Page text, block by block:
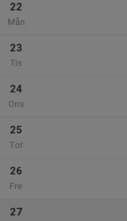
22
Mån
23
Tis
24
Ons
25
Tor
26
Fre
27